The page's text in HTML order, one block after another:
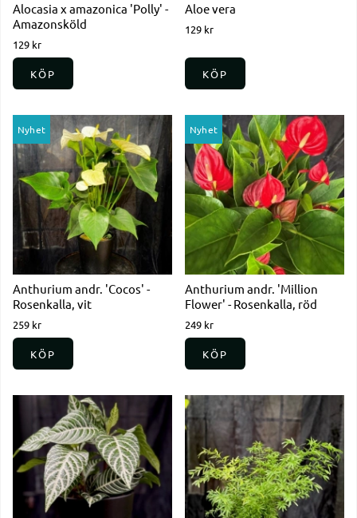
Alocasia x amazonica 'Polly' -
Amazonsköld
129 kr
KÖP
Aloe vera
129 kr
KÖP
Nyhet
Anthurium andr. 'Cocos' -
Rosenkalla, vit
259 kr
KÖP
Nyhet
Anthurium andr. 'Million
Flower' - Rosenkalla, röd
249 kr
KÖP